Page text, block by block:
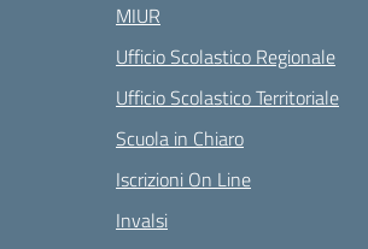
MIUR
Ufficio Scolastico Regionale
Ufficio Scolastico Territoriale
Scuola in Chiaro
Iscrizioni On Line
Invalsi